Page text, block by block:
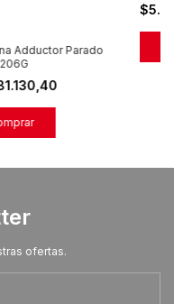
Adductor Parado
ofertas.